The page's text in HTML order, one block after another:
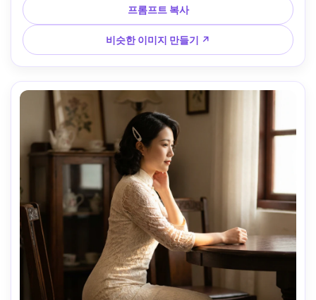
랩 힐과 짝을 이루고, 콘크리트 갤러리 설정, 스카이라이트를
통해 비치는 시원한 낮빛, 35mm 렌즈, 전신 수직 구성, 자연스
러운 그림자와 사실적인 디테일, 내 얼굴을 보존하세요 --ar
4:5
프롬프트 복사
비슷한 이미지 만들기 ↗